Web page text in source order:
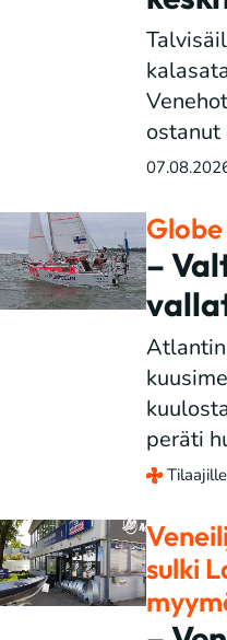
ostanut
–
peräti
Tilaajille
sulki